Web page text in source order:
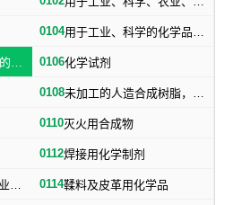
0104 用于工业、科学的化学品、化学制剂，不属于其他类别的产品用的化学制品
用于农业、园艺、林业的化学品、化学制剂 0106化学试剂
0108 未加工的人造合成树脂，未加工塑料物质（不包括未加工的天然树脂）
0110灭火用合成物
0112焊接用化学制剂
食品、药品及化妆品工业用化学品（不包括食品用防腐盐） 0114鞣料及皮革用化学品